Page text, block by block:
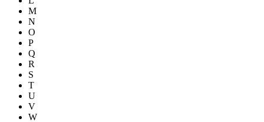
M
N
O
P
Q
R
S
T
U
V
W